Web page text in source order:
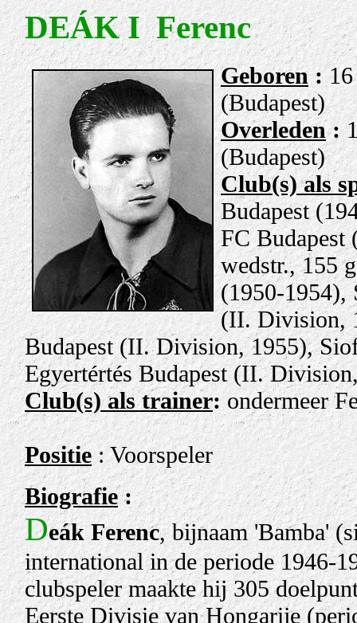
DEÁK I Ferenc
Geboren:
(Budapest)
Overleden:
(Budapest)
Club(s) als
Budapest
FC Budapest
wedstr., 155
(1950-1954),
(II. Division,
Budapest (II. Division, 1955),
Egyertértés Budapest (II.
Club(s) als trainer:ondermeer
Positie : Voorspeler
Biografie:
Deák Ferenc, bijnaam 'Bamba'
international in de periode 1946-
clubspeler maakte hij 305
Eerste Divisie van Hongarije